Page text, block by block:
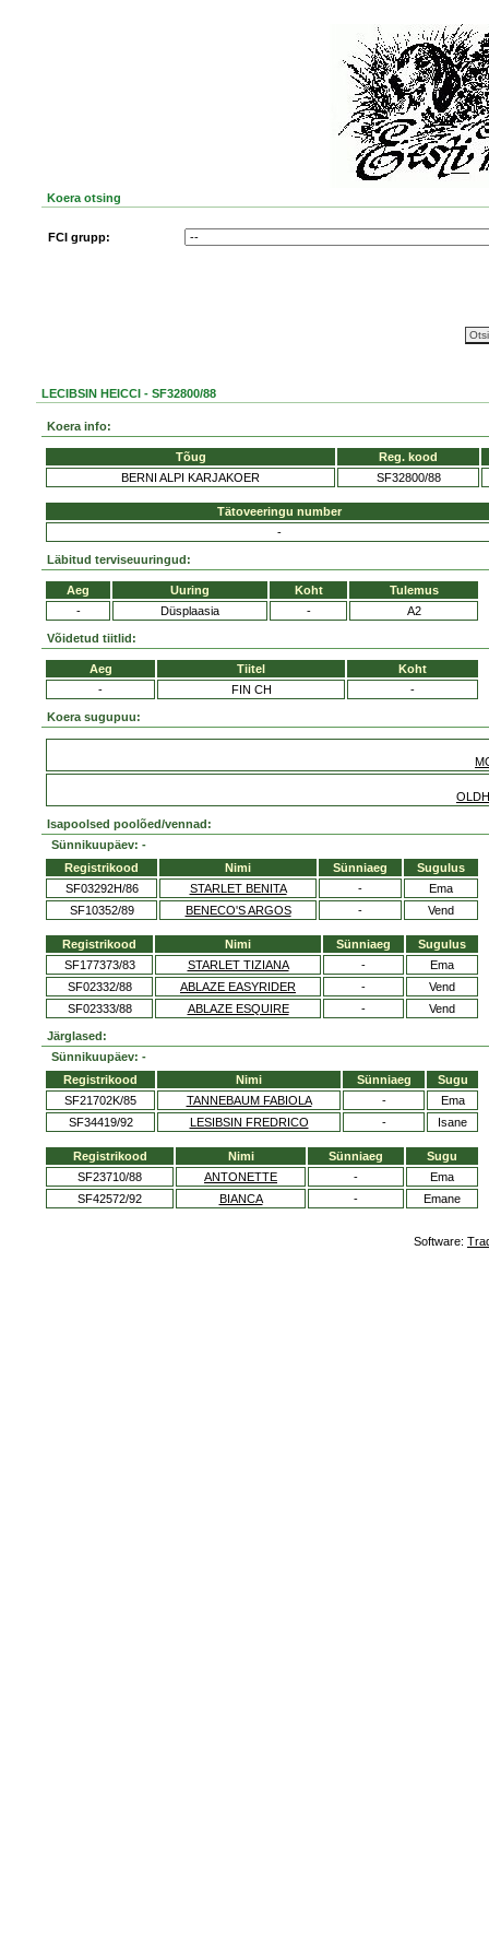
Koera otsing
FCI grupp:
LECIBSIN HEICCI - SF32800/88
Koera info:
Tõug
Reg. kood
BERNI ALPI KARJAKOER
SF32800/88
Tätoveeringu number
-
Läbitud terviseuuringud:
Aeg Uuring Koht
Tulemus
-
Düsplaasia - A2
Võidetud tiitlid:
Aeg Tiitel
Koht
-
FIN CH -
Koera sugupuu:
Isapoolsed poolõed/vennad:
Sünnikuupäev: -
Registrikood
Nimi Sünniaeg
Sugulus
SF03292H/86
STARLET BENITA -
Ema
SF10352/89
BENECO'S ARGOS - Vend
Registrikood Nimi Sünniaeg
Sugulus
SF177373/83
STARLET TIZIANA -
Ema
SF02332/88
ABLAZE EASYRIDER -
Vend
SF02333/88
ABLAZE ESQUIRE - Vend
Järglased:
Sünnikuupäev: -
Registrikood
Nimi Sünniaeg
Sugu
SF21702K/85
TANNEBAUM FABIOLA -
Ema
SF34419/92
LESIBSIN FREDRICO - Isane
Registrikood Nimi Sünniaeg
Sugu
SF23710/88
ANTONETTE -
Ema
SF42572/92
BIANCA - Emane
Software: